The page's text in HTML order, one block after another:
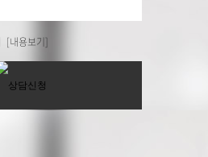
[내용보기]